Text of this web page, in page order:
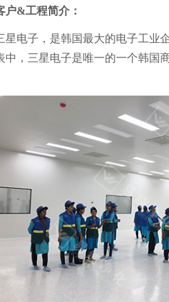
户&工程简介：
星电子，是韩国最大的电子工业
中，三星电子是唯一的一个韩国